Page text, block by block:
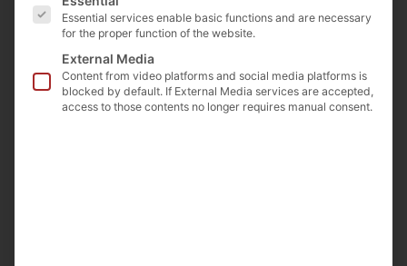
Essential services enable basic functions and are necessary
for the proper function of the website.
External Media
Content from video platforms and social media platforms is
blocked by default. If External Media services are accepted,
access to those contents no longer requires manual consent.